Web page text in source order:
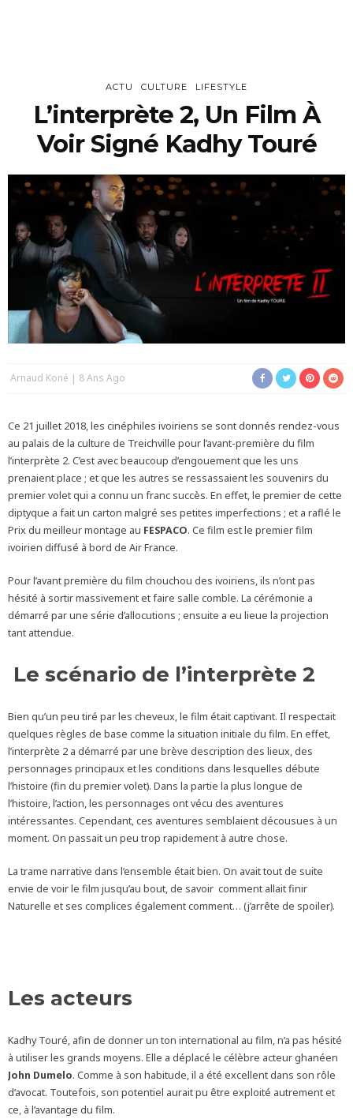
ACTU CULTURE LIFESTYLE
L’interprète 2, Un Film À
Voir Signé Kadhy Touré
Arnaud Koné 8 Ans Ago
Ce 21 juillet 2018, les cinéphiles ivoiriens se sont donnés rendez-vous
au palais de la culture de Treichville pour l’avant-première du film
l’interprète 2. C’est avec beaucoup d’engouement que les uns
prenaient place ; et que les autres se ressassaient les souvenirs du
premier volet qui a connu un franc succès. En effet, le premier de cette
diptyque a fait un carton malgré ses petites imperfections ; et a raflé le
Prix du meilleur montage au FESPACO. Ce film est le premier film
ivoirien diffusé à bord de Air France.
Pour l’avant première du film chouchou des ivoiriens, ils n’ont pas
hésité à sortir massivement et faire salle comble. La cérémonie a
démarré par une série d’allocutions ; ensuite a eu lieue la projection
tant attendue.
Le scénario de l’interprète 2
Bien qu’un peu tiré par les cheveux, le film était captivant. Il respectait
quelques règles de base comme la situation initiale du film. En effet,
l’interprète 2 a démarré par une brève description des lieux, des
personnages principaux et les conditions dans lesquelles débute
l’histoire (fin du premier volet). Dans la partie la plus longue de
l’histoire, l’action, les personnages ont vécu des aventures
intéressantes. Cependant, ces aventures semblaient décousues à un
moment. On passait un peu trop rapidement à autre chose.
La trame narrative dans l’ensemble était bien. On avait tout de suite
envie de voir le film jusqu’au bout, de savoir comment allait finir
Naturelle et ses complices également comment… (j’arrête de spoiler).
Les acteurs
Kadhy Touré, afin de donner un ton international au film, n’a pas hésité
à utiliser les grands moyens. Elle a déplacé le célèbre acteur ghanéen
John Dumelo. Comme à son habitude, il a été excellent dans son rôle
d’avocat. Toutefois, son potentiel aurait pu être exploité autrement et
ce, à l’avantage du film.